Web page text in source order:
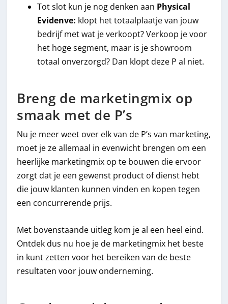
Tot slot kun je nog denken aan Physical
Evidenve: klopt het totaalplaatje van jouw
bedrijf met wat je verkoopt? Verkoop je voor
het hoge segment, maar is je showroom
totaal onverzorgd? Dan klopt deze P al niet.
Breng de marketingmix op
smaak met de P’s
Nu je meer weet over elk van de P’s van marketing,
moet je ze allemaal in evenwicht brengen om een
heerlijke marketingmix op te bouwen die ervoor
zorgt dat je een gewenst product of dienst hebt
die jouw klanten kunnen vinden en kopen tegen
een concurrerende prijs.
Met bovenstaande uitleg kom je al een heel eind.
Ontdek dus nu hoe je de marketingmix het beste
in kunt zetten voor het bereiken van de beste
resultaten voor jouw onderneming.